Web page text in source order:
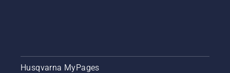
Husqvarna MyPages